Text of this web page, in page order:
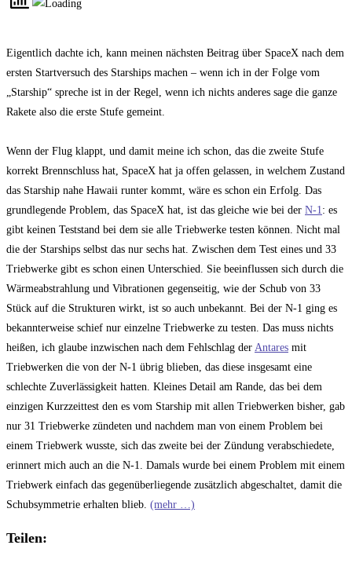
Eigentlich dachte ich, kann meinen nächsten Beitrag über SpaceX nach dem
ersten Startversuch des Starships machen – wenn ich in der Folge vom
„Starship“ spreche ist in der Regel, wenn ich nichts anderes sage die ganze
Rakete also die erste Stufe gemeint.
Wenn der Flug klappt, und damit meine ich schon, das die zweite Stufe
korrekt Brennschluss hat, SpaceX hat ja offen gelassen, in welchem Zustand
das Starship nahe Hawaii runter kommt, wäre es schon ein Erfolg. Das
grundlegende Problem, das SpaceX hat, ist das gleiche wie bei der N-1 : es
gibt keinen Teststand bei dem sie alle Triebwerke testen können. Nicht mal
die der Starships selbst das nur sechs hat. Zwischen dem Test eines und 33
Triebwerke gibt es schon einen Unterschied. Sie beeinflussen sich durch die
Wärmeabstrahlung und Vibrationen gegenseitig, wie der Schub von 33
Stück auf die Strukturen wirkt, ist so auch unbekannt. Bei der N-1 ging es
bekannterweise schief nur einzelne Triebwerke zu testen. Das muss nichts
heißen, ich glaube inzwischen nach dem Fehlschlag der Antares mit
Triebwerken die von der N-1 übrig blieben, das diese insgesamt eine
schlechte Zuverlässigkeit hatten. Kleines Detail am Rande, das bei dem
einzigen Kurzzeittest den es vom Starship mit allen Triebwerken bisher, gab
nur 31 Triebwerke zündeten und nachdem man von einem Problem bei
einem Triebwerk wusste, sich das zweite bei der Zündung verabschiedete,
erinnert mich auch an die N-1. Damals wurde bei einem Problem mit einem
Triebwerk einfach das gegenüberliegende zusätzlich abgeschaltet, damit die
Schubsymmetrie erhalten blieb. (mehr …)
Teilen: